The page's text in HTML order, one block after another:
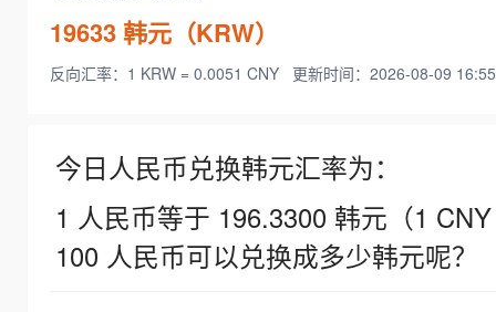
19633韩元（KRW）
反向汇率：1 KRW = 0.0051 CNY 更新时间：2026-08-09
今日人民币兑换韩元汇率为：
1 人民币等于 196.3300 韩元（1
100 人民币可以兑换成多少韩元呢？